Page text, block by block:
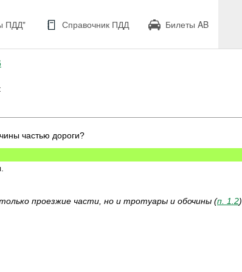
ПДД" Справочник ПДД Билеты AB
частью дороги?
проезжие части, но и тротуары и обочины (п. 1.2).